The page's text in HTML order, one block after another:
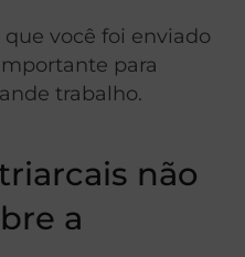
você foi enviado
para
trabalho.
não
a